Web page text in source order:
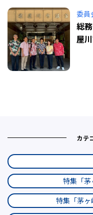
委員
総
屋
カテ
特集「茅
特集「茅ヶ